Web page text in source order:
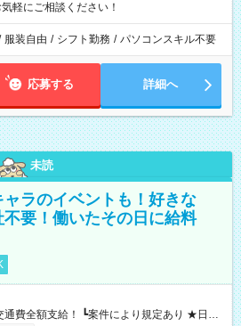
軽にご相談ください！
服装自由 / シフト勤務 / パソコンスキル不要
応募する 詳細へ
未読
ラのイベントも！好きな
要！働いたその日に給料